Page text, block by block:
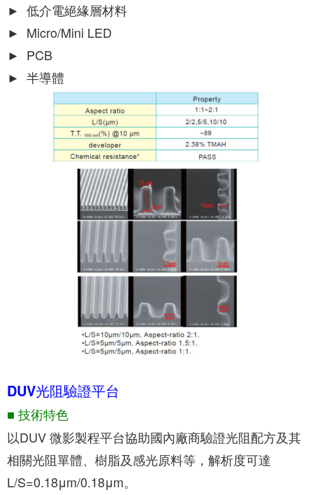
► 低介電絕緣層材料
► Micro/Mini LED
► PCB
► 半導體
DUV光阻驗證平台
■ 技術特色
以DUV 微影製程平台協助國內廠商驗證光阻配方及其
相關光阻單體、樹脂及感光原料等，解析度可達
L/S=0.18μm/0.18μm。